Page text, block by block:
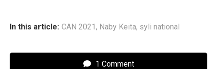
In this article: CAN 2021, Naby Keita, syli national
1 Comment